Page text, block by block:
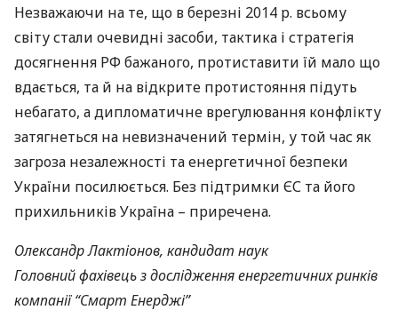
Незважаючи на те, що в березні 2014 р. всьому
світу стали очевидні засоби, тактика і стратегія
досягнення РФ бажаного, протиставити їй мало що
вдається, та й на відкрите протистояння підуть
небагато, а дипломатичне врегулювання конфлікту
затягнеться на невизначений термін, у той час як
загроза незалежності та енергетичної безпеки
України посилюється. Без підтримки ЄС та його
прихильників Україна – приречена.
Олександр Лактіонов, кандидат наук
Головний фахівець з дослідження енергетичних ринків
компанії “Смарт Енерджі”